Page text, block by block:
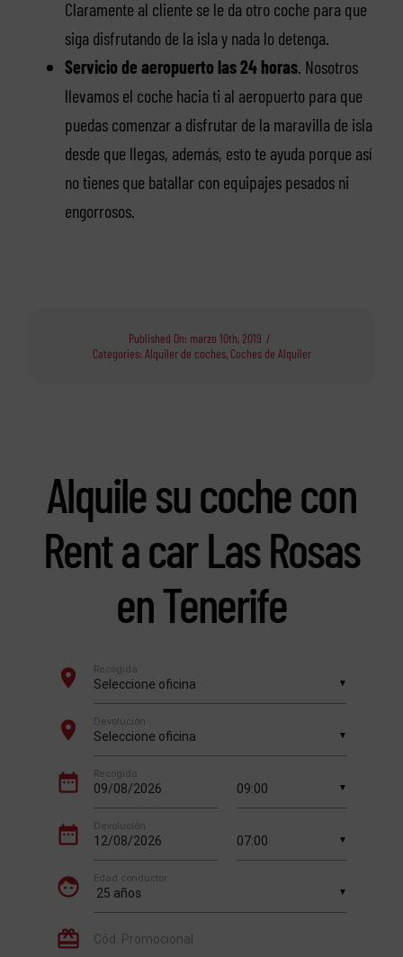
Claramente al cliente se le da otro coche para que
siga disfrutando de la isla y nada lo detenga.
Servicio de aeropuerto las 24 horas. Nosotros
llevamos el coche hacia ti al aeropuerto para que
puedas comenzar a disfrutar de la maravilla de isla
desde que llegas, además, esto te ayuda porque así
no tienes que batallar con equipajes pesados ni
engorrosos.
Published On: marzo 10th, 2019 /
Categories: Alquiler de coches, Coches de Alquiler
Alquile su coche con
Rent a car Las Rosas
en Tenerife